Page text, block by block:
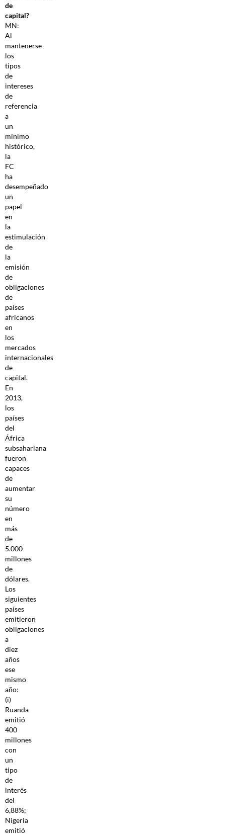
de
capital?
MN:
Al
mantenerse
los
tipos
de
intereses
de
referencia
a
un
mínimo
histórico,
la
FC
ha
desempeñado
un
papel
en
la
estimulación
de
la
emisión
de
obligaciones
de
países
africanos
en
los
mercados
internacionales
de
capital.
En
2013,
los
países
del
África
subsahariana
fueron
capaces
de
aumentar
su
número
en
más
de
5.000
millones
de
dólares.
Los
siguientes
países
emitieron
obligaciones
a
diez
años
ese
mismo
año:
(i)
Ruanda
emitió
400
millones
con
un
tipo
de
interés
del
6,88%;
Nigeria
emitió